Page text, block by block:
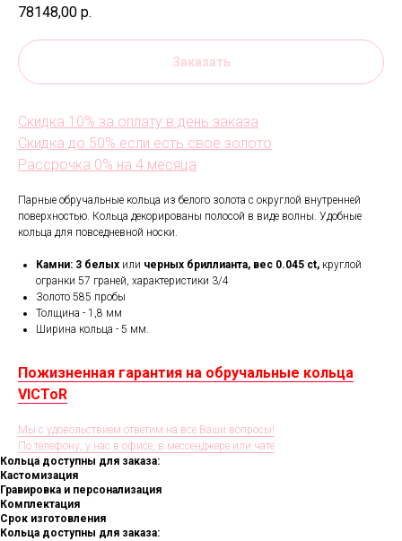
78148,00 р.
Заказать
Скидка 10% за оплату в день заказа
Скидка до 50% если есть свое золото
Рассрочка 0% на 4 месяца
Парные обручальные кольца из белого золота с округлой внутренней
поверхностью. Кольца декорированы полосой в виде волны. Удобные
кольца для повседневной носки.
Камни: 3 белых или черных бриллианта, вес 0.045 ct, круглой
огранки 57 граней, характеристики 3/4
Золото 585 пробы
Толщина - 1,8 мм
Ширина кольца - 5 мм.
Пожизненная гарантия на обручальные кольца
VICToR
Мы с удовольствием ответим на все Ваши вопросы!
По телефону, у нас в офисе, в мессенджере или чате
Кольца доступны для заказа:
Кастомизация
Гравировка и персонализация
Комплектация
Срок изготовления
Кольца доступны для заказа: